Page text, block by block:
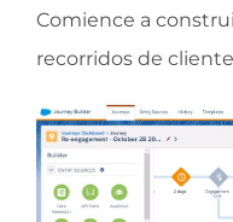
Comience a
recorridos de